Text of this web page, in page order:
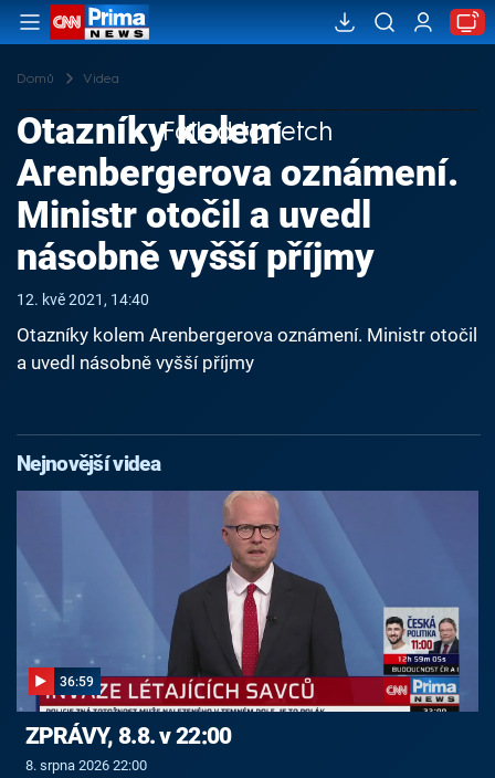
Domů Videa
Failed to fetch
Otazníky kolem
Arenbergerova oznámení.
Ministr otočil a uvedl
násobně vyšší příjmy
12. kvě 2021, 14:40
Otazníky kolem Arenbergerova oznámení. Ministr otočil
a uvedl násobně vyšší příjmy
Nejnovější videa
36:59
ZPRÁVY, 8.8. v 22:00
8. srpna 2026 22:00